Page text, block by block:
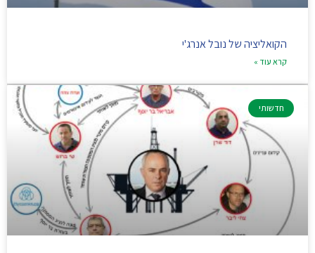
הקואליציה של נובל אנרג'י
קרא עוד »
חדשותי